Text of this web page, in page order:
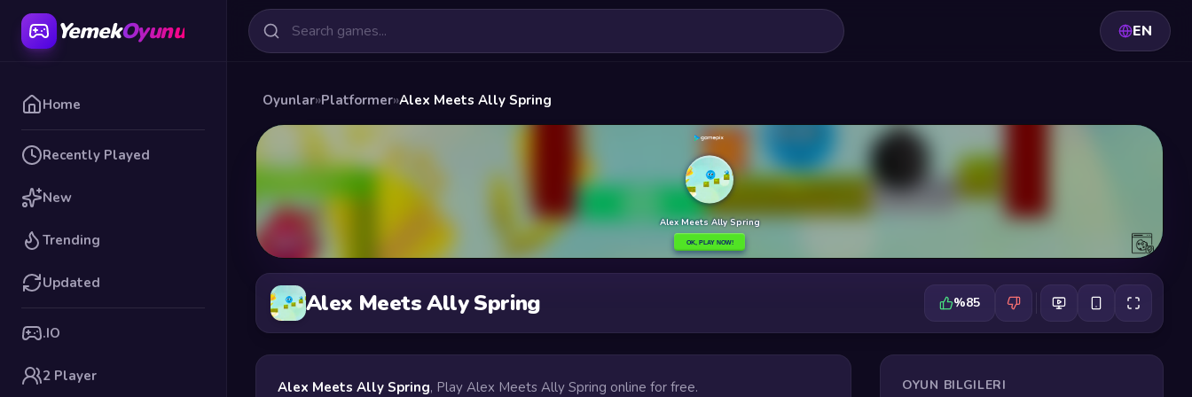
YemekOyunu
Home
Recently Played
New
Trending
Updated
.IO
2 Player
EN
Oyunlar»Platformer»Alex Meets Ally Spring
Alex Meets Ally Spring %85
Alex Meets Ally Spring, Play Alex Meets Ally Spring online for free. OYUN BILGILERI